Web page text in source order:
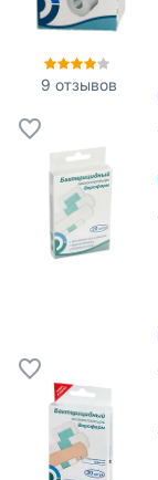
9 отзывов